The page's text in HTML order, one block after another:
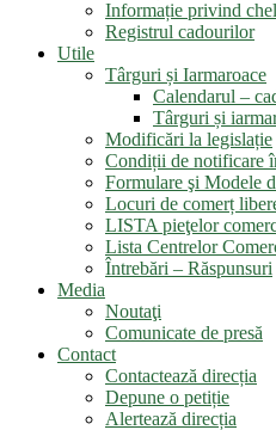
Informație privind
Registrul cadourilor
Utile
Târguri și Iarmaroace
Calendarul –
Târguri și
Modificări la legislație
Condiții de notificare
Formulare şi Modele
Locuri de comerț
LISTA pieţelor
Lista Centrelor
Întrebări – Răspunsuri
Media
Noutaţi
Comunicate de presă
Contact
Contactează direcția
Depune o petiție
Alertează direcția